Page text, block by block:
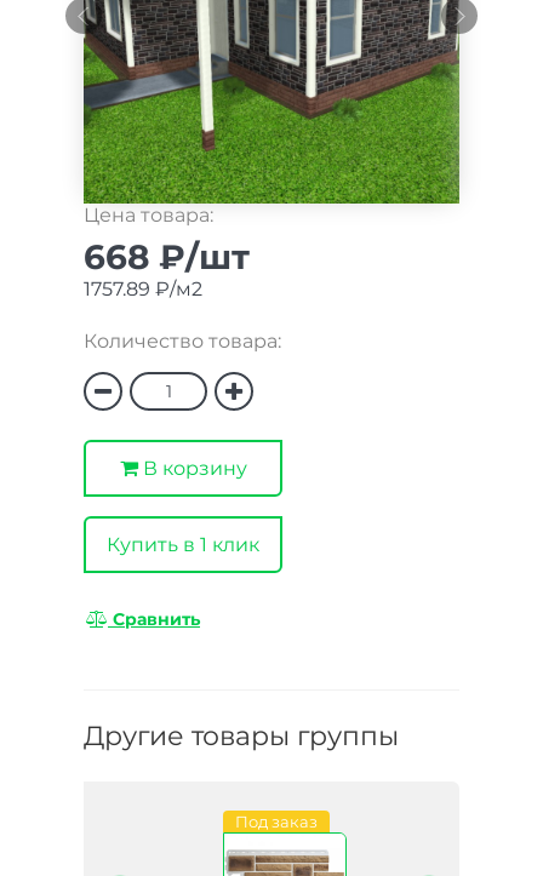
Цена товара:
668 ₽/шт
1757.89 ₽/м2
Количество товара:
В корзину
Купить в 1 клик
Сравнить
Другие товары группы
Под заказ